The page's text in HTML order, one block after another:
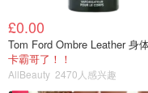
3️⃣雅诗兰黛相香氛护手霜
£0.00
卡霸哥了！！
AllBeauty 2470人感兴趣